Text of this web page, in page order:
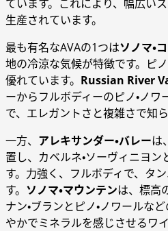
ています。これにより、幅広い
生産されています。
最も有名なAVAの1つはソノマ・
地の冷涼な気候が特徴です。ピ
優れています。 Russian River
ーからフルボディーのピノ・ノ
で、エレガントさと複雑さで知ら
一方、 アレキサンダー・バレーは
置し、カベルネ・ソーヴィニヨ
す。力強く、フルボディで、タ
す。 ソノマ・マウンテンは、標高
ナン・ブランとピノ・ノワールな
やかでミネラルを感じさせるワ